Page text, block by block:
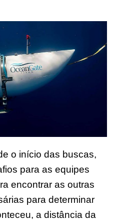
o início das buscas,
para as equipes
encontrar as outras
para determinar
a distância da